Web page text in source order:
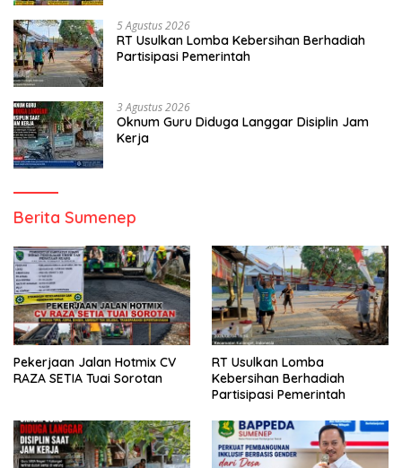
5 Agustus 2026
RT Usulkan Lomba Kebersihan Berhadiah
Partisipasi Pemerintah
3 Agustus 2026
Oknum Guru Diduga Langgar Disiplin Jam
Kerja
Berita Sumenep
Pekerjaan Jalan Hotmix CV
RAZA SETIA Tuai Sorotan
RT Usulkan Lomba
Kebersihan Berhadiah
Partisipasi Pemerintah